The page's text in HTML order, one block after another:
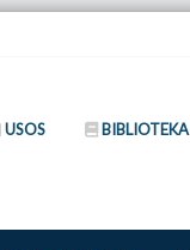
USOS BIBLIOTEKA